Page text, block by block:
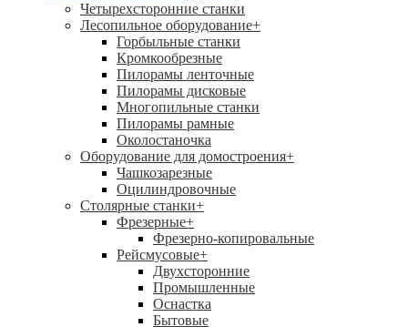
Четырехсторонние станки
Лесопильное оборудование+
Горбыльные станки
Кромкообрезные
Пилорамы ленточные
Пилорамы дисковые
Многопильные станки
Пилорамы рамные
Околостаночка
Оборудование для домостроения+
Чашкозарезные
Оцилиндровочные
Столярные станки+
Фрезерные+
Фрезерно-копировальные
Рейсмусовые+
Двухсторонние
Промышленные
Оснастка
Бытовые